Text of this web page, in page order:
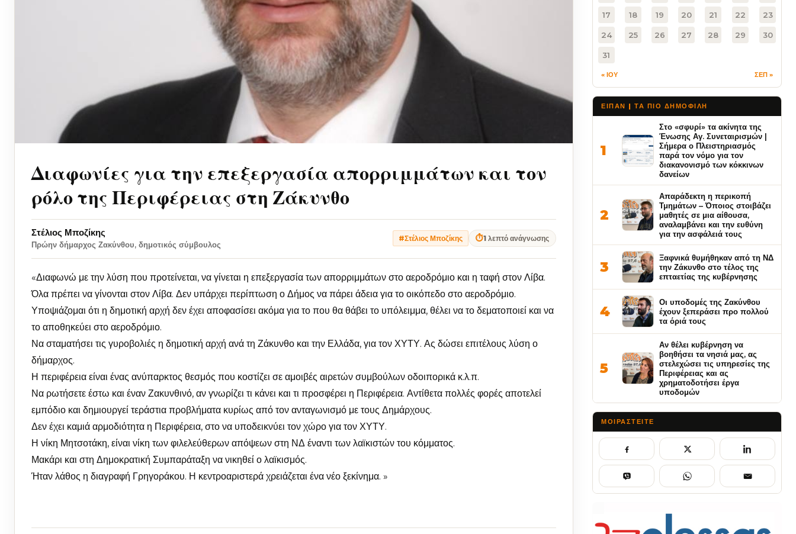
Διαφωνίες για την επεξεργασία απορριμμάτων και τον
ρόλο της Περιφέρειας στη Ζάκυνθο
Στέλιος Μποζίκης
Πρώην δήμαρχος Ζακύνθου, δημοτικός σύμβουλος
#Στέλιος Μποζίκης ⏱1 λεπτό ανάγνωσης
«Διαφωνώ με την λύση που προτείνεται, να γίνεται η επεξεργασία των απορριμμάτων στο αεροδρόμιο και η ταφή στον Λίβα.
Όλα πρέπει να γίνονται στον Λίβα. Δεν υπάρχει περίπτωση ο Δήμος να πάρει άδεια για το οικόπεδο στο αεροδρόμιο.
Υποψιάζομαι ότι η δημοτική αρχή δεν έχει αποφασίσει ακόμα για το που θα θάβει το υπόλειμμα, θέλει να το δεματοποιεί και να
το αποθηκεύει στο αεροδρόμιο.
Να σταματήσει τις γυροβολιές η δημοτική αρχή ανά τη Ζάκυνθο και την Ελλάδα, για τον ΧΥΤΥ. Ας δώσει επιτέλους λύση ο
δήμαρχος.
Η περιφέρεια είναι ένας ανύπαρκτος θεσμός που κοστίζει σε αμοιβές αιρετών συμβούλων οδοιπορικά κ.λ.π.
Να ρωτήσετε έστω και έναν Ζακυνθινό, αν γνωρίζει τι κάνει και τι προσφέρει η Περιφέρεια. Αντίθετα πολλές φορές αποτελεί
εμπόδιο και δημιουργεί τεράστια προβλήματα κυρίως από τον ανταγωνισμό με τους Δημάρχους.
Δεν έχει καμιά αρμοδιότητα η Περιφέρεια, στο να υποδεικνύει τον χώρο για τον ΧΥΤΥ.
Η νίκη Μητσοτάκη, είναι νίκη των φιλελεύθερων απόψεων στη ΝΔ έναντι των λαϊκιστών του κόμματος.
Μακάρι και στη Δημοκρατική Συμπαράταξη να νικηθεί ο λαϊκισμός.
Ήταν λάθος η διαγραφή Γρηγοράκου. Η κεντροαριστερά χρειάζεται ένα νέο ξεκίνημα. »
17 18 19 20 21 22 23
24 25 26 27 28 29 30
31
« ΙΟΥ ΣΕΠ »
ΕΙΠΑΝ | ΤΑ ΠΙΟ ΔΗΜΟΦΙΛΉ
1
Στο «σφυρί» τα ακίνητα της
Ένωσης Αγ. Συνεταιρισμών |
Σήμερα ο Πλειστηριασμός
παρά τον νόμο για τον
διακανονισμό των κόκκινων
δανείων
2
Απαράδεκτη η περικοπή
Τμημάτων – Όποιος στοιβάζει
μαθητές σε μια αίθουσα,
αναλαμβάνει και την ευθύνη
για την ασφάλειά τους
3
Ξαφνικά θυμήθηκαν από τη ΝΔ
την Ζάκυνθο στο τέλος της
επταετίας της κυβέρνησης
4
Οι υποδομές της Ζακύνθου
έχουν ξεπεράσει προ πολλού
τα όριά τους
5
Αν θέλει κυβέρνηση να
βοηθήσει τα νησιά μας, ας
στελεχώσει τις υπηρεσίες της
Περιφέρειας και ας
χρηματοδοτήσει έργα
υποδομών
ΜΟΙΡΑΣΤΕΊΤΕ